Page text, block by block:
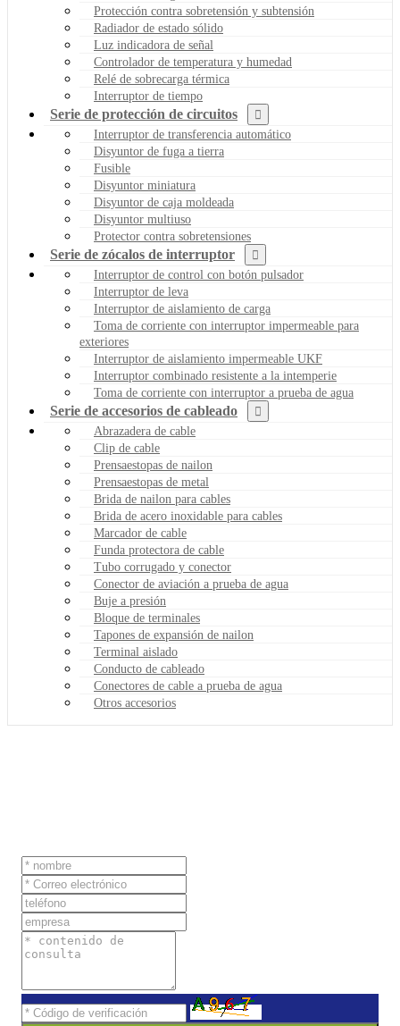
Protección contra sobretensión y subtensión
Radiador de estado sólido
Luz indicadora de señal
Controlador de temperatura y humedad
Relé de sobrecarga térmica
Interruptor de tiempo
Serie de protección de circuitos
Interruptor de transferencia automático
Disyuntor de fuga a tierra
Fusible
Disyuntor miniatura
Disyuntor de caja moldeada
Disyuntor multiuso
Protector contra sobretensiones
Serie de zócalos de interruptor
Interruptor de control con botón pulsador
Interruptor de leva
Interruptor de aislamiento de carga
Toma de corriente con interruptor impermeable para
exteriores
Interruptor de aislamiento impermeable UKF
Interruptor combinado resistente a la intemperie
Toma de corriente con interruptor a prueba de agua
Serie de accesorios de cableado
Abrazadera de cable
Clip de cable
Prensaestopas de nailon
Prensaestopas de metal
Brida de nailon para cables
Brida de acero inoxidable para cables
Marcador de cable
Funda protectora de cable
Tubo corrugado y conector
Conector de aviación a prueba de agua
Buje a presión
Bloque de terminales
Tapones de expansión de nailon
Terminal aislado
Conducto de cableado
Conectores de cable a prueba de agua
Otros accesorios